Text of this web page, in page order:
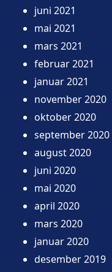
juni 2021
mai 2021
mars 2021
februar 2021
januar 2021
november 2020
oktober 2020
september 2020
august 2020
juni 2020
mai 2020
april 2020
mars 2020
januar 2020
desember 2019